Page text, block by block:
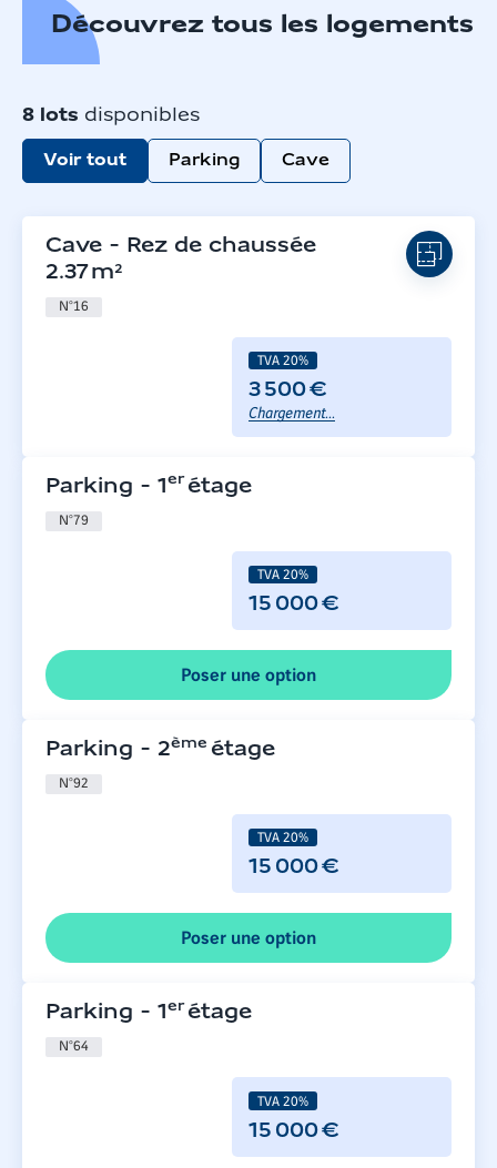
Découvrez tous les logements
8 lots disponibles
Voir tout Parking Cave
Cave - Rez de chaussée
2.37m²
N°16
TVA 20%
3 500 €
Chargement...
Parking - 1er étage
N°79
TVA 20%
15 000 €
Poser une option
Parking - 2ème étage
N°92
TVA 20%
15 000 €
Poser une option
Parking - 1er étage
N°64
TVA 20%
15 000 €